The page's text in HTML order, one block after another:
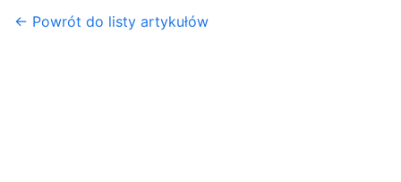
← Powrót do listy artykułów